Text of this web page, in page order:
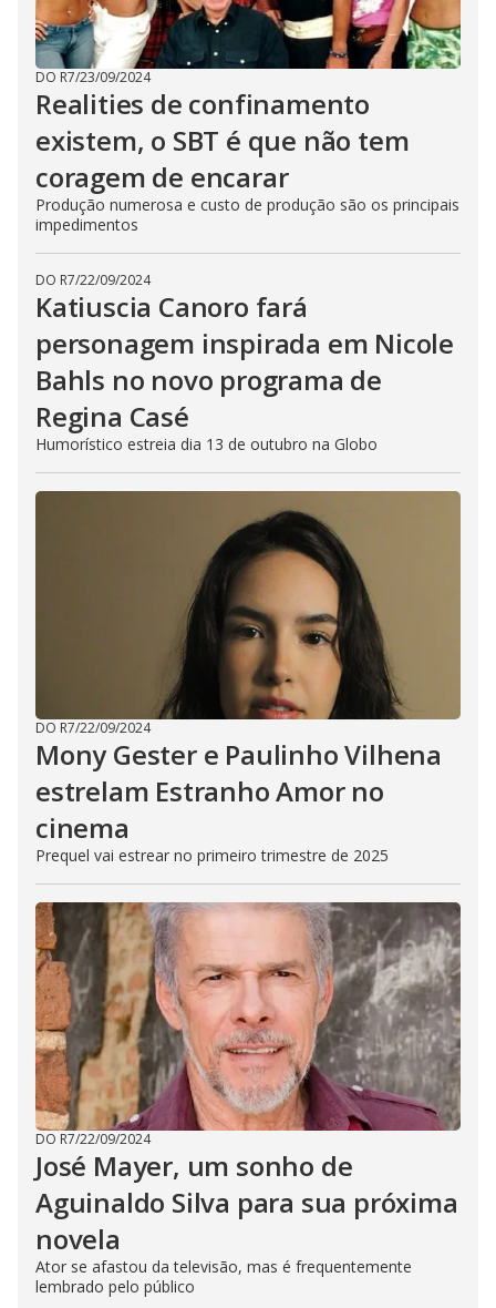
DO R7/23/09/2024
Realities de confinamento
existem, o SBT é que não tem
coragem de encarar
Produção numerosa e custo de produção são os principais
impedimentos
DO R7/22/09/2024
Katiuscia Canoro fará
personagem inspirada em Nicole
Bahls no novo programa de
Regina Casé
Humorístico estreia dia 13 de outubro na Globo
DO R7/22/09/2024
Mony Gester e Paulinho Vilhena
estrelam Estranho Amor no
cinema
Prequel vai estrear no primeiro trimestre de 2025
DO R7/22/09/2024
José Mayer, um sonho de
Aguinaldo Silva para sua próxima
novela
Ator se afastou da televisão, mas é frequentemente
lembrado pelo público